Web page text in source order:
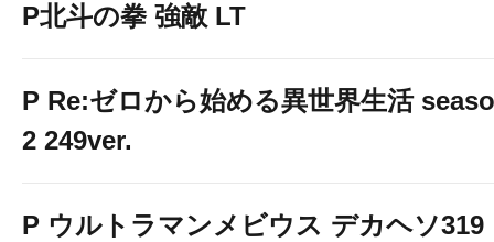
P北斗の拳 強敵 LT
P Re:ゼロから始める異世界生活
2 249ver.
P ウルトラマンメビウス デカヘソ319